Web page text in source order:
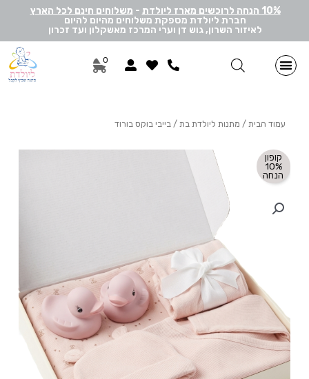
10% הנחה לרוכשים מארז ליולדת - משלוחים חינם לכל הארץ
חברת ליולדת מספקת משלוחים מהיום להיום
לאיזור השרון, גוש דן וערי המרכז מאשקלון ועד זכרון
0
עמוד הבית / מתנות ליולדת בת / בייבי בוקס בורוד
קופון
10%
הנחה